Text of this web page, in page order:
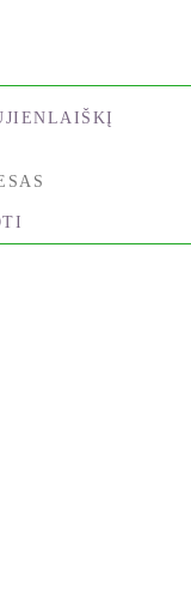
ir visų kitų
Mano
ir visus,
Autorius
ir tikslus,
kalba.